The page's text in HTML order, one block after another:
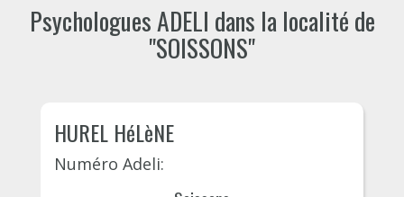
Psychologues ADELI dans la localité de
"SOISSONS"
HUREL HéLèNE
Numéro Adeli: